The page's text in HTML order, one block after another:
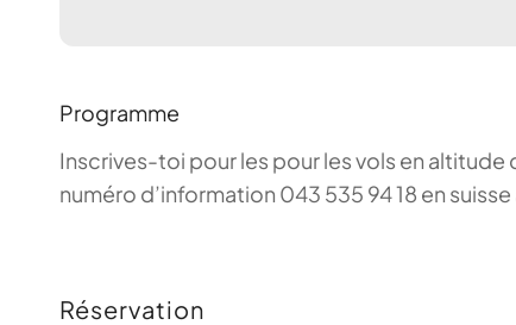
Programme
Inscrives-toi pour les pour les vols en altitude
numéro d’information 043 535 94 18 en suisse
Réservation